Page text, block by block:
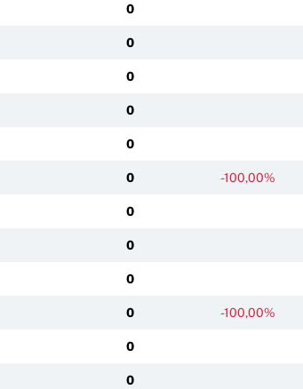
0
0
0
0
0
0 -100,00%
0
0
0
0 -100,00%
0
0